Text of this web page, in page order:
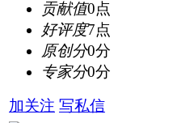
贡献值0点
好评度7点
原创分0分
专家分0分
加关注 写私信